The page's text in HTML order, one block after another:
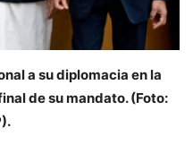
a su diplomacia en la
de su mandato. (Foto: